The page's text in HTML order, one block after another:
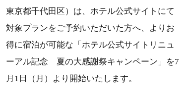
東京都千代田区）は、ホテル公式サイトにて
対象プランをご予約いただいた方へ、よりお
得に宿泊が可能な「ホテル公式サイトリニュ
ーアル記念 夏の大感謝祭キャンペーン」を7
月1日（月）より開始いたします。